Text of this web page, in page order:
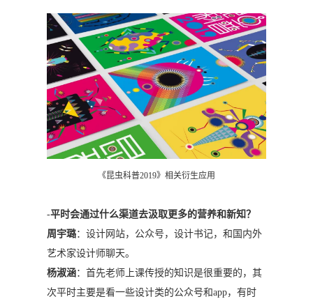
《昆虫科普2019》相关衍生应用
-平时会通过什么渠道去汲取更多的营养和新知？
周宇璐：设计网站，公众号，设计书记，和国内外
艺术家设计师聊天。
杨淑涵：首先老师上课传授的知识是很重要的，其
次平时主要是看一些设计类的公众号和app，有时